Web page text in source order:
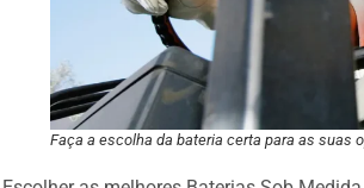
Faça a escolha da bateria certa para as suas